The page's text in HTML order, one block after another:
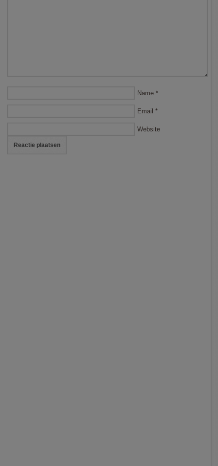
Name *
Email *
Website